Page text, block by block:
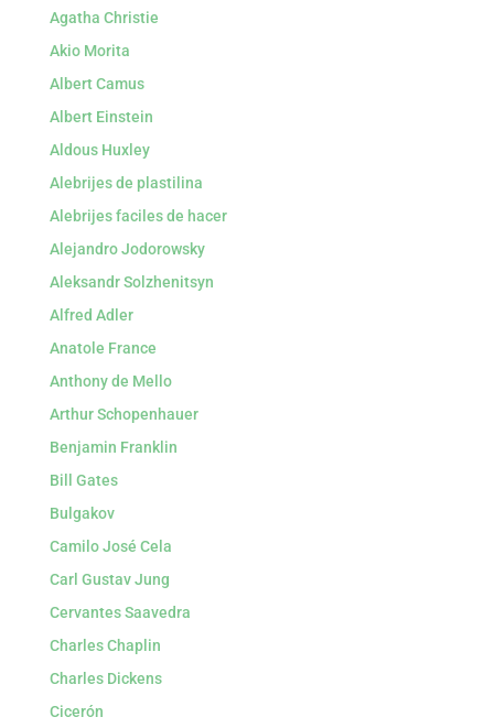
Agatha Christie
Akio Morita
Albert Camus
Albert Einstein
Aldous Huxley
Alebrijes de plastilina
Alebrijes faciles de hacer
Alejandro Jodorowsky
Aleksandr Solzhenitsyn
Alfred Adler
Anatole France
Anthony de Mello
Arthur Schopenhauer
Benjamin Franklin
Bill Gates
Bulgakov
Camilo José Cela
Carl Gustav Jung
Cervantes Saavedra
Charles Chaplin
Charles Dickens
Cicerón